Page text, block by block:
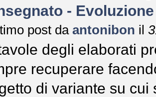
-
post da antonibon il
degli elaborati
recuperare
di variante su